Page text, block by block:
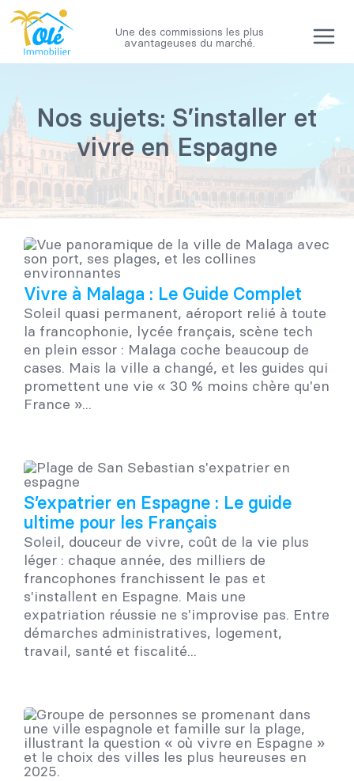
Passer
au
contenu
Une des commissions les plus
avantageuses du marché.
Nos sujets: S’installer et
vivre en Espagne
Vivre à Malaga : Le Guide Complet
Soleil quasi permanent, aéroport relié à toute
la francophonie, lycée français, scène tech
en plein essor : Malaga coche beaucoup de
cases. Mais la ville a changé, et les guides qui
promettent une vie « 30 % moins chère qu'en
France »...
S’expatrier en Espagne : Le guide
ultime pour les Français
Soleil, douceur de vivre, coût de la vie plus
léger : chaque année, des milliers de
francophones franchissent le pas et
s'installent en Espagne. Mais une
expatriation réussie ne s'improvise pas. Entre
démarches administratives, logement,
travail, santé et fiscalité...